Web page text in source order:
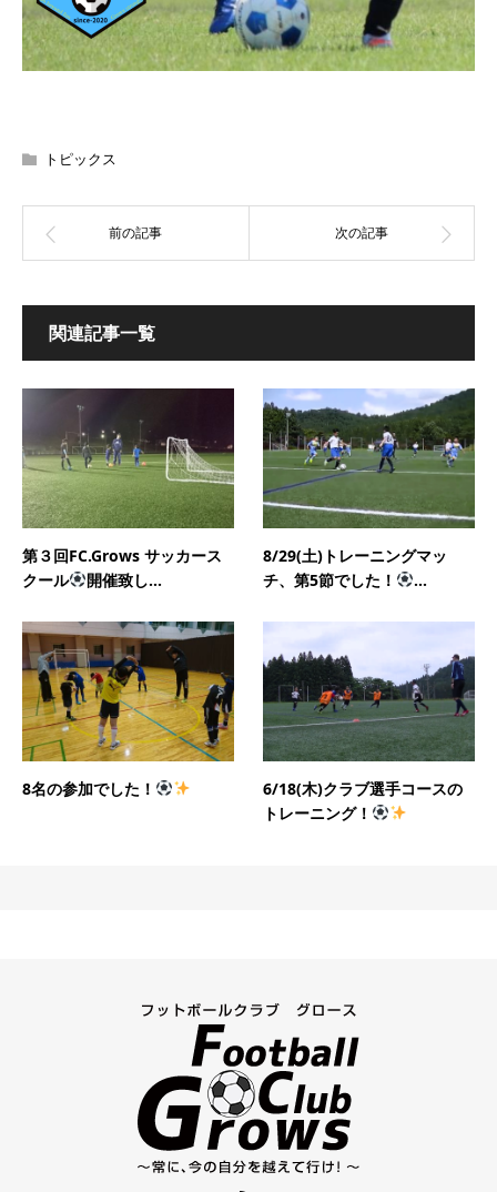
トピックス
関連記事一覧
第３回FC.Grows サッカース
クール
開催致し...
8/29(土)トレーニングマッ
チ、第5節でした！
...
8名の参加でした！
6/18(木)クラブ選手コースの
トレーニング！